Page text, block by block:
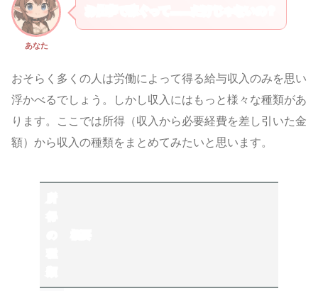
あなた
おそらく多くの人は労働によって得る給与収入のみを思い
浮かべるでしょう。しかし収入にはもっと様々な種類があ
ります。ここでは所得（収入から必要経費を差し引いた金
額）から収入の種類をまとめてみたいと思います。